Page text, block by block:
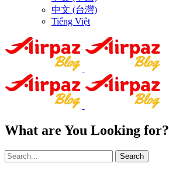
中文 (台灣)
Tiếng Việt
What are You Looking for?
Search